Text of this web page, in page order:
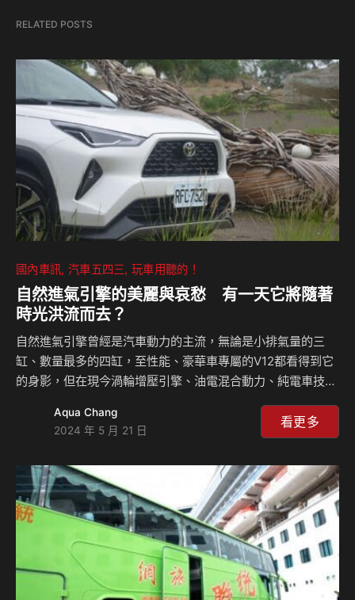
RELATED POSTS
國內車訊 汽車五四三 玩車用聽的！
自然進氣引擎的美麗與哀愁 有一天它將隨著
時光洪流而去？
自然進氣引擎曾經是汽車動力的主流，無論是小排氣量的三
缸、數量最多的四缸，至性能、豪華車專屬的V12都看得到它
的身影，但在現今渦輪增壓引擎、油電混合動力、純電車技術
Hybrid的燃油動力部分，自然進氣引擎有什麼優點？和Turbo
引擎相較各有什麼優勢？來聽島叔和豪哥怎麼說？ 相關新
Aqua Chang
2024 年 5 月 21 日
看更多